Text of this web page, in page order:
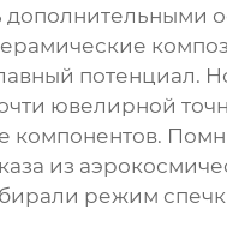
дополнительными
потенциал.
ювелирной
компонентов.
из
режим